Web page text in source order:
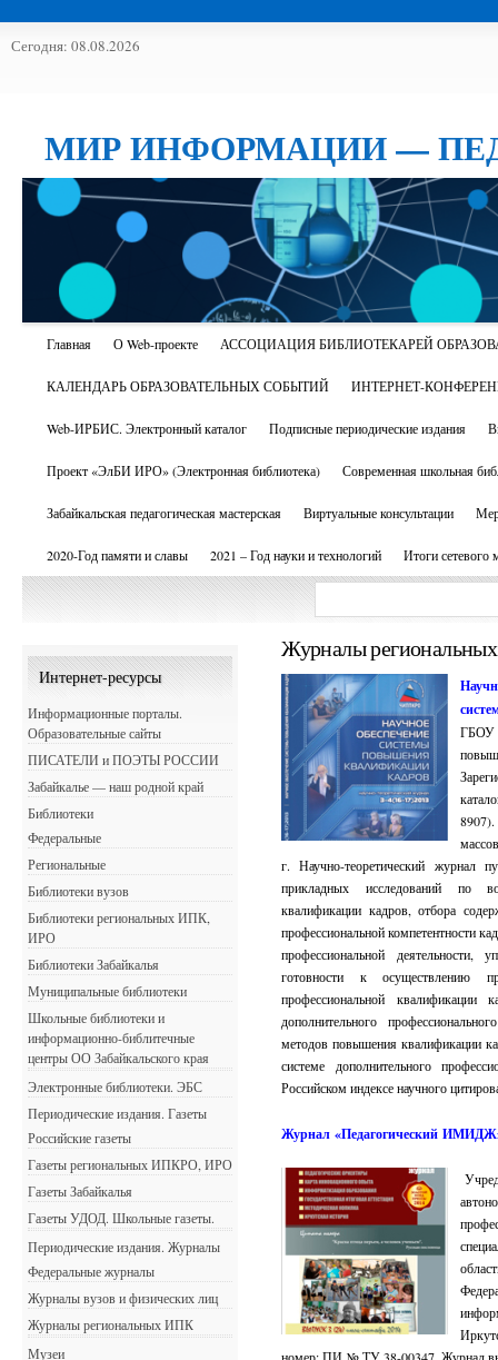
Сегодня: 08.08.2026
МИР ИНФОРМАЦИИ —
Главная О Web-проекте АССОЦИАЦИЯ БИБЛИОТЕКАРЕЙ
КАЛЕНДАРЬ ОБРАЗОВАТЕЛЬНЫХ СОБЫТИЙ ИНТЕРНЕТ-
Web-ИРБИС. Электронный каталог Подписные периодические издания
Проект «ЭлБИ ИРО» (Электронная библиотека) Современная школьная
Забайкальская педагогическая мастерская Виртуальные консультации
2020-Год памяти и славы 2021 – Год науки и технологий Итоги сетевого
Журналы
ГБОУ
г. Научно-теоретический журнал
прикладных исследований по
квалификации кадров, отбора
профессиональной компетентности
профессиональной деятельности,
готовности к осуществлению
профессиональной квалификации
дополнительного
методов повышения квалификации
системе дополнительного
Российском индексе научного
Журнал «Педагогический
Интернет-ресурсы
Информационные порталы.
Образовательные сайты
ПИСАТЕЛИ и ПОЭТЫ РОССИИ
Забайкалье — наш родной край
Библиотеки
Федеральные
Региональные
Библиотеки вузов
Библиотеки региональных ИПК,
ИРО
Библиотеки Забайкалья
Муниципальные библиотеки
Школьные библиотеки и
информационно-библитечные
центры ОО Забайкальского края
Электронные библиотеки. ЭБС
Периодические издания. Газеты
Российские газеты
Газеты региональных ИПКРО, ИРО
Газеты Забайкалья
Газеты УДОД. Школьные газеты.
Периодические издания. Журналы
Федеральные журналы
Журналы вузов и физических лиц
Журналы региональных ИПК
Музеи